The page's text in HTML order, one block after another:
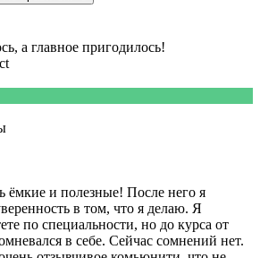
а главное пригодилось!
ёмкие и полезные! После него я
в том, что я делаю. Я
по специальности, но до курса от
в себе. Сейчас сомнений нет.